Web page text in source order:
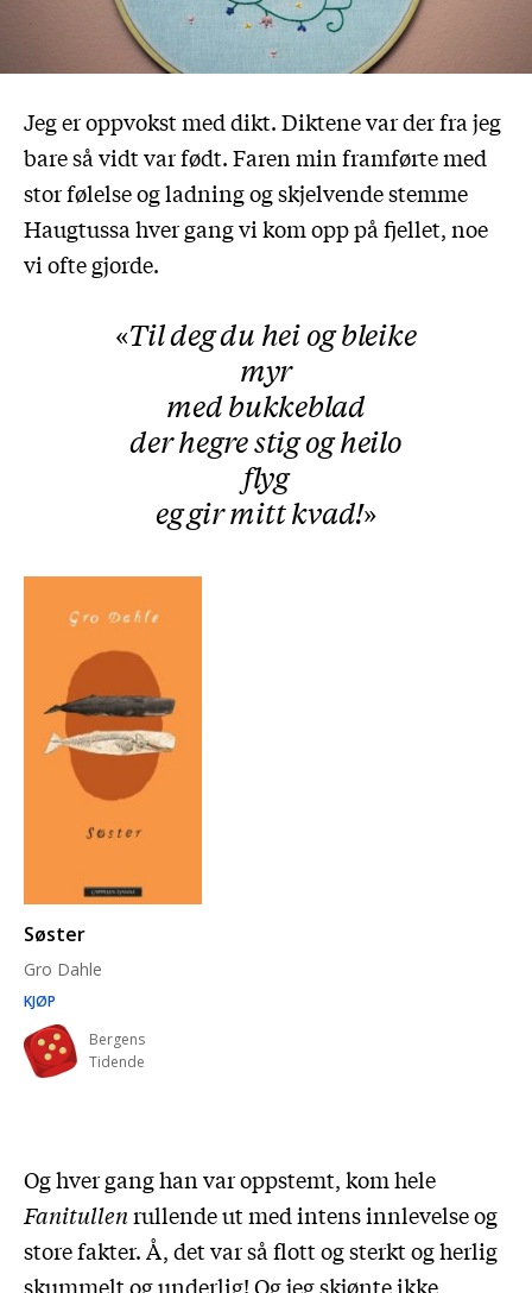
Jeg er oppvokst med dikt. Diktene var der fra jeg
bare så vidt var født. Faren min framførte med
stor følelse og ladning og skjelvende stemme
Haugtussa hver gang vi kom opp på fjellet, noe
vi ofte gjorde.
Til deg du hei og bleike
myr
med bukkeblad
der hegre stig og heilo
flyg
eg gir mitt kvad!
Søster
Gro Dahle
KJØP
Bergens
Tidende
Og hver gang han var oppstemt, kom hele
Fanitullenrullende ut med intens innlevelse og
store fakter. Å, det var så flott og sterkt og herlig
skummelt og underlig! Og jeg skjønte ikke